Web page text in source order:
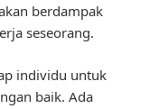
berdampak
seseorang.
individu untuk
baik. Ada